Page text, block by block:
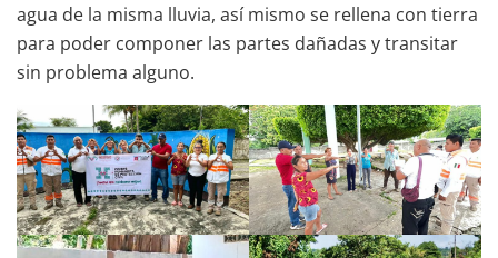
agua de la misma lluvia, así mismo se rellena con tierra
para poder componer las partes dañadas y transitar
sin problema alguno.